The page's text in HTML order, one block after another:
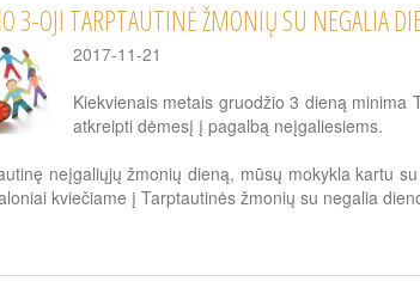
3-OJI TARPTAUTINĖ ŽMONIŲ SU NEGALIA
2017-11-21
Kiekvienais metais gruodžio 3 dieną
atkreipti dėmesį į pagalbą neįgaliesiems.
neįgaliųjų žmonių dieną, mūsų mokykla kartu
kviečiame į Tarptautinės žmonių su negalia